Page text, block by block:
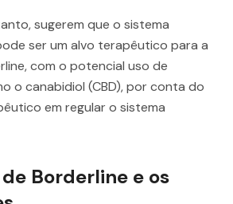
sugerem que o sistema
ser um alvo terapêutico para a
com o potencial uso de
o canabidiol (CBD), por conta do
em regular o sistema
Borderline e os